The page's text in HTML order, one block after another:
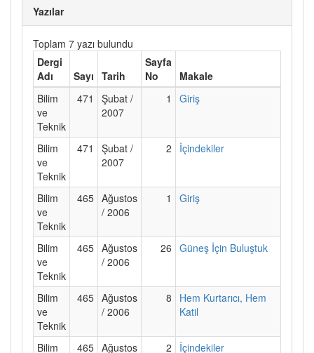
Yazılar
Toplam 7 yazı bulundu
Dergi
Adı
Sayı Tarih
Sayfa
No
Makale
Bilim
ve
Teknik
471
Şubat /
2007
1 Giriş
Bilim
ve
Teknik
471
Şubat /
2007
2 İçindekiler
Bilim
ve
Teknik
465 Ağustos
/ 2006
1 Giriş
Bilim
ve
Teknik
465 Ağustos
/ 2006
26 Güneş İçin Buluştuk
Bilim
ve
Teknik
465 Ağustos
/ 2006
8
Hem Kurtarıcı, Hem
Katil
Bilim 465 Ağustos 2 İçindekiler